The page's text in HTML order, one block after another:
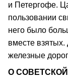
и Петергофе.
пользовании
него было
вместе
железные
О